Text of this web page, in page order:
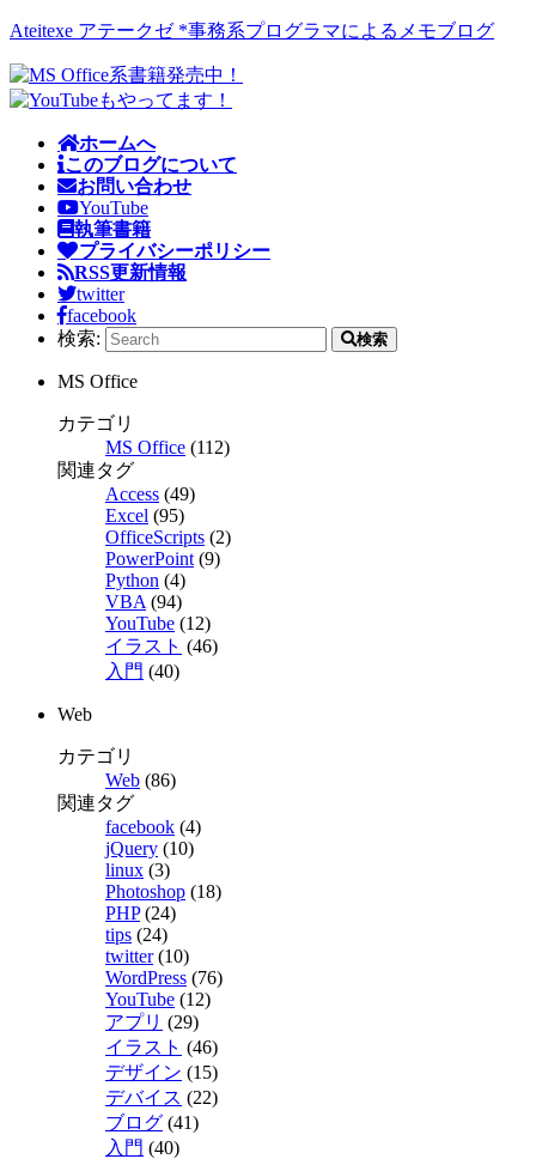
Ateitexe アテークゼ *事務系プログラマによるメモブログ
ホームへ
このブログについて
お問い合わせ
YouTube
執筆書籍
プライバシーポリシー
RSS更新情報
twitter
facebook
検索: 検索
MS Office
カテゴリ
MS Office (112)
関連タグ
Access (49)
Excel (95)
OfficeScripts (2)
PowerPoint (9)
Python (4)
VBA (94)
YouTube (12)
イラスト (46)
入門 (40)
Web
カテゴリ
Web (86)
関連タグ
facebook (4)
jQuery (10)
linux (3)
Photoshop (18)
PHP(24)
tips (24)
twitter(10)
WordPress (76)
YouTube (12)
アプリ (29)
イラスト (46)
デザイン (15)
デバイス (22)
ブログ (41)
入門 (40)